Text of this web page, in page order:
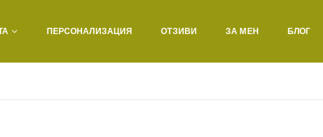
ПЕРСОНАЛИЗАЦИЯ ОТЗИВИ ЗА МЕН БЛОГ